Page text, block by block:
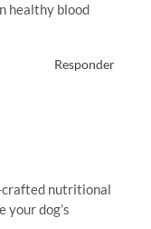
healthy blood
Responder
nutritional
your dog’s